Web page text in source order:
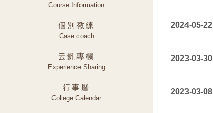
Course Information
個別教練
Case coach
云釩專欄
Experience Sharing
行事曆
College Calendar
2024-05-22
2023-03-30
2023-03-08